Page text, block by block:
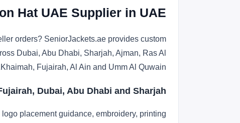
Hat UAE Supplier in UAE
orders? SeniorJackets.ae provides custom
Dubai, Abu Dhabi, Sharjah, Ajman, Ras Al
Khaimah, Fujairah, Al Ain and Umm Al Quwain.
Dubai, Abu Dhabi and Sharjah
placement guidance, embroidery, printing